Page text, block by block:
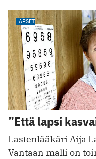
LAPSET
”Että lapsi
Lastenlääkäri Aija
Vantaan malli on